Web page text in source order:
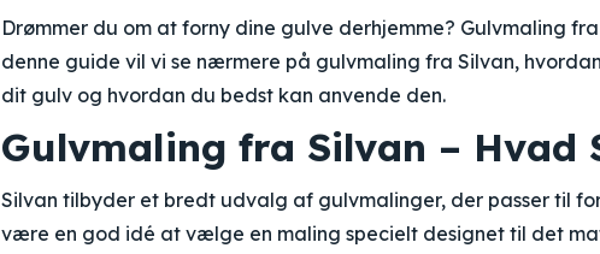
Drømmer du om at forny dine gulve derhjemme? Gulvmaling
denne guide vil vi se nærmere på gulvmaling fra Silvan,
dit gulv og hvordan du bedst kan anvende den.
Gulvmaling fra Silvan – Hvad
Silvan tilbyder et bredt udvalg af gulvmalinger, der passer til
være en god idé at vælge en maling specielt designet til det